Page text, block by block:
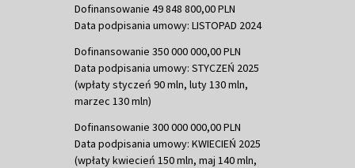
Dofinansowanie 49 848 800,00 PLN
Data podpisania umowy: LISTOPAD 2024
Dofinansowanie 350 000 000,00 PLN
Data podpisania umowy: STYCZEŃ 2025
(wpłaty styczeń 90 mln, luty 130 mln,
marzec 130 mln)
Dofinansowanie 300 000 000,00 PLN
Data podpisania umowy: KWIECIEŃ 2025
(wpłaty kwiecień 150 mln, maj 140 mln,